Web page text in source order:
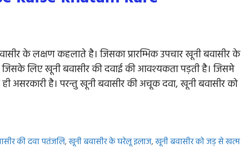
के लक्षण कहलाते है। जिसका प्रारम्भिक उपचार खूनी बवासीर के
लिए खूनी बवासीर की दवाई की आवश्यकता पड़ती है। जिसमे
असरकारी है। परन्तु खूनी बवासीर की अचूक दवा, खूनी बवासीर को
की दवा पतंजलि,खूनी बवासीर के घरेलू इलाज,खूनी बवासीर को जड़ से खत्म